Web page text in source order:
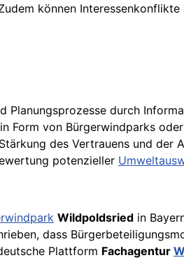
können
Planungsprozesse durch
Form von Bürgerwindparks
des Vertrauens und der
potenzieller
Wildpoldsried in
dass
Plattform Fachagentur